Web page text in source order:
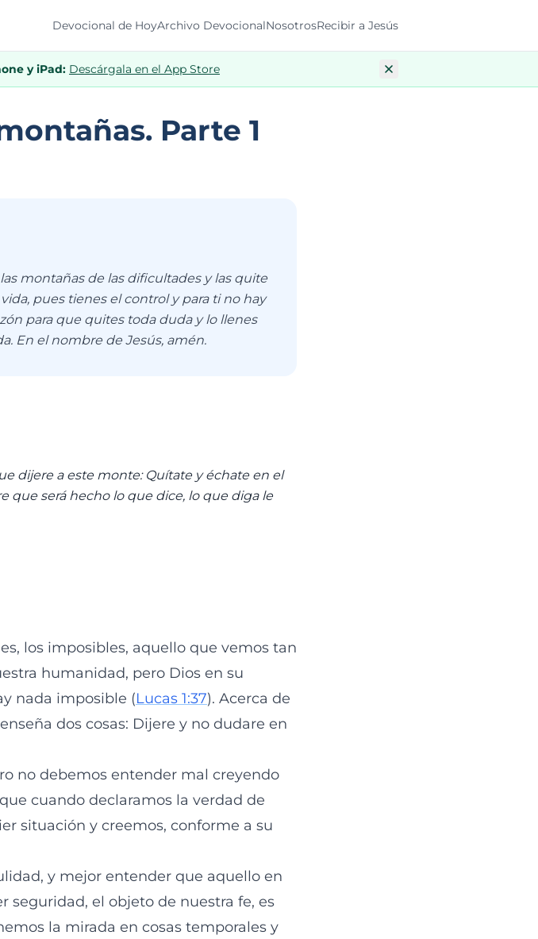
Devocional de HoyArchivo DevocionalNosotrosRecibir a Jesús
y iPad: Descárgala en el App Store
Parte 1
montañas de las dificultades y las quite
pues tienes el control y para ti no hay
para que quites toda duda y lo llenes
En el nombre de Jesús, amén.
dijere a este monte: Quítate y échate en el
que será hecho lo que dice, lo que diga le
los imposibles, aquello que vemos tan
humanidad, pero Dios en su
nada imposible (Lucas 1:37). Acerca de
dos cosas: Dijere y no dudare en
no debemos entender mal creyendo
cuando declaramos la verdad de
situación y creemos, conforme a su
y mejor entender que aquello en
seguridad, el objeto de nuestra fe, es
la mirada en cosas temporales y